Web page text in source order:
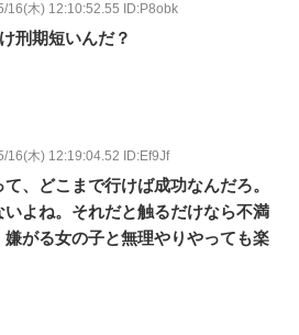
16(木) 12:10:52.55 ID:P8obk
刑期短いんだ？
16(木) 12:19:04.52 ID:Ef9Jf
、どこまで行けば成功なんだろ。
いよね。それだと触るだけなら不満
がる女の子と無理やりやっても楽